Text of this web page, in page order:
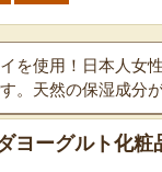
を使用！日本人女
。天然の保湿成分
ヨーグルト化粧
ている
たなす漬
塩味が好
で大人気
ちろん、
は特に絶
抜群で
太田農園
たアール
生まれの
く、「メ
ばれる高
直送！お
おすすめ